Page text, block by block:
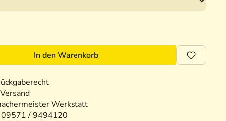
In den Warenkorb
Werkstatt
09571 / 9494120